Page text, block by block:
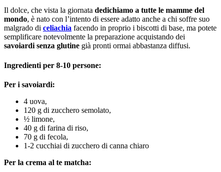
Il dolce, che vista la giornata dedichiamo a tutte le mamme del
mondo, è nato con l’intento di essere adatto anche a chi soffre suo
malgrado di celiachia facendo in proprio i biscotti di base, ma potete
semplificare notevolmente la preparazione acquistando dei
savoiardi senza glutine già pronti ormai abbastanza diffusi.
Ingredienti per 8-10 persone:
Per i savoiardi:
4 uova,
120 g di zucchero semolato,
½ limone,
40 g di farina di riso,
70 g di fecola,
1-2 cucchiai di zucchero di canna chiaro
Per la crema al te matcha: